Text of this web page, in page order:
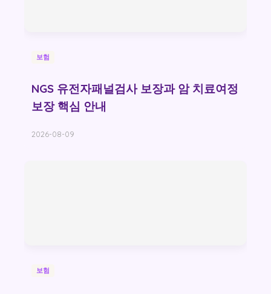
보험
NGS 유전자패널검사 보장과 암 치료여정
보장 핵심 안내
2026-08-09
보험